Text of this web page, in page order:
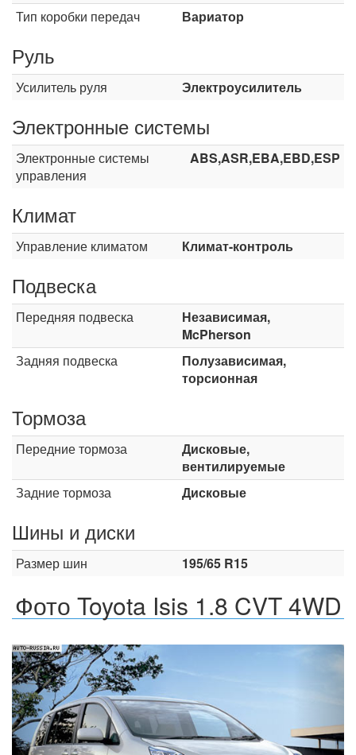
Тип коробки передач
Вариатор
Руль
Усилитель руля Электроусилитель
Электронные системы
Электронные системы
управления
ABS,ASR,EBA,EBD,ESP
Климат
Управление климатом Климат-контроль
Подвеска
Передняя подвеска
Независимая,
McPherson
Задняя подвеска
Полузависимая,
торсионная
Тормоза
Передние тормоза
Дисковые,
вентилируемые
Задние тормоза
Дисковые
Шины и диски
Размер шин 195/65 R15
Фото Toyota Isis 1.8 CVT 4WD
Назад